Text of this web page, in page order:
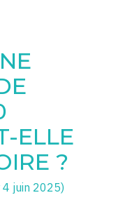
ELLE
?
4 juin 2025)